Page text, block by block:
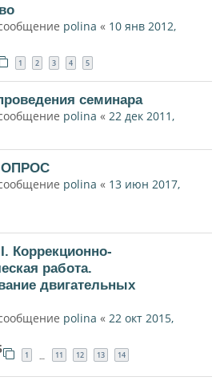
polina « 10 янв 2012,
1 2 3 4 5
семинара
polina « 22 дек 2011,
ОПРОС
polina « 13 июн 2017,
Коррекционно-
работа.
двигательных
polina « 22 окт 2015,
1 … 11 12 13 14